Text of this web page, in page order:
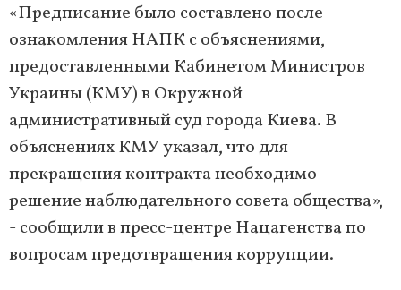
«Предписание было составлено после
ознакомления НАПК с объяснениями,
предоставленными Кабинетом Министров
Украины (КМУ) в Окружной
административный суд города Киева. В
объяснениях КМУ указал, что для
прекращения контракта необходимо
решение наблюдательного совета общества»,
- сообщили в пресс-центре Нацагенства по
вопросам предотвращения коррупции.